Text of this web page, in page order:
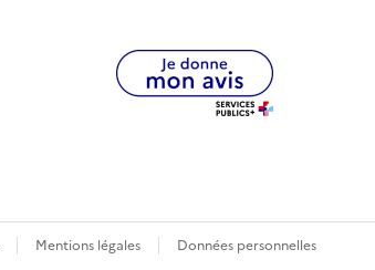
Mentions légales Données personnelles